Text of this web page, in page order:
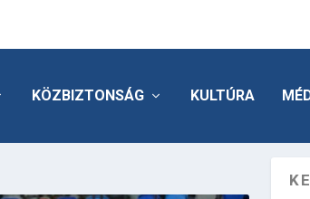
KÖZBIZTONSÁG KULTÚRA